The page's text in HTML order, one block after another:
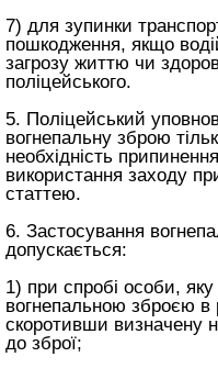
7) для зупинки
пошкодження, якщо
загрозу життю чи
поліцейського.
5. Поліцейський
вогнепальну зброю
необхідність
використання заходу
статтею.
6. Застосування
допускається:
1) при спробі особи,
вогнепальною зброєю в
скоротивши визначену
до зброї;